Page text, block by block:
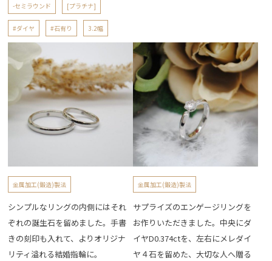
-セミラウンド [プラチナ]
#ダイヤ #石有り 3.2幅
金属加工(鍛造)製法
シンプルなリングの内側にはそれ
ぞれの誕生石を留めました。手書
きの刻印も入れて、よりオリジナ
リティ溢れる結婚指輪に。
金属加工(鍛造)製法
サプライズのエンゲージリングを
お作りいただきました。中央にダ
イヤD0.374ctを、左右にメレダイ
ヤ４石を留めた、大切な人へ贈る